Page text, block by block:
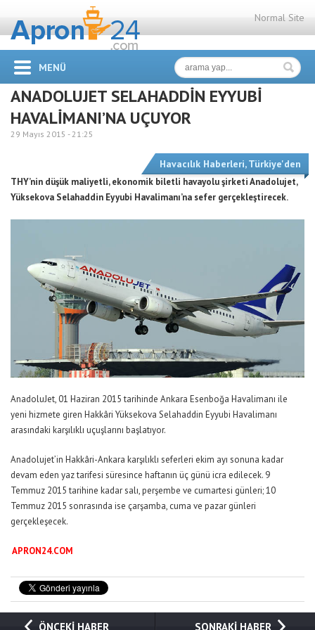
Normal Site
MENÜ
ANADOLUJET SELAHADDİN EYYUBİ
HAVALİMANI’NA UÇUYOR
29 Mayıs 2015 -21:25
Havacılık Haberleri,Türkiye'den
THY’nin düşük maliyetli, ekonomik biletli havayolu şirketi Anadolujet,
Yüksekova Selahaddin Eyyubi Havalimanı’na sefer gerçekleştirecek.
AnadoluJet, 01 Haziran 2015 tarihinde Ankara Esenboğa Havalimanı ile
yeni hizmete giren Hakkâri Yüksekova Selahaddin Eyyubi Havalimanı
arasındaki karşılıklı uçuşlarını başlatıyor.
Anadolujet’in Hakkâri-Ankara karşılıklı seferleri ekim ayı sonuna kadar
devam eden yaz tarifesi süresince haftanın üç günü icra edilecek. 9
Temmuz 2015 tarihine kadar salı, perşembe ve cumartesi günleri; 10
Temmuz 2015 sonrasında ise çarşamba, cuma ve pazar günleri
gerçekleşecek.
APRON24.COM
ÖNCEKİ HABER SONRAKİ HABER